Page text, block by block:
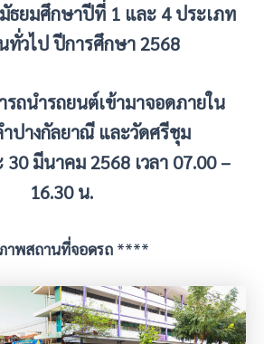
ธยมศึกษาปีที่ 1 และ 4 ประเภท
ทั่วไป ปีการศึกษา 2568
รถนำรถยนต์เข้ามาจอดภายใน
ำปางกัลยาณี และวัดศรีชุม
มีนาคม 2568 เวลา 07.00 –
16.30 น.
พสถานที่จอดรถ ****